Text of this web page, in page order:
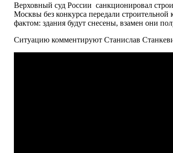
Верховный суд России санкционировал
Москвы без конкурса передали
фактом: здания будут снесены, взамен они
Ситуацию комментируют Станислав